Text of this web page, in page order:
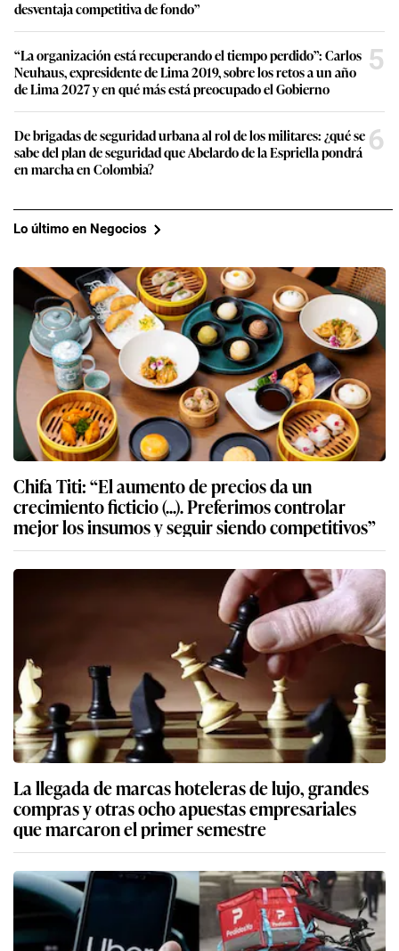
desventaja competitiva de fondo”
“La organización está recuperando el tiempo perdido”: Carlos
Neuhaus, expresidente de Lima 2019, sobre los retos a un año
de Lima 2027 y en qué más está preocupado el Gobierno
5
De brigadas de seguridad urbana al rol de los militares: ¿qué se
sabe del plan de seguridad que Abelardo de la Espriella pondrá
en marcha en Colombia?
6
Lo último en Negocios
Chifa Titi: “El aumento de precios da un
crecimiento ficticio (...). Preferimos controlar
mejor los insumos y seguir siendo competitivos”
La llegada de marcas hoteleras de lujo, grandes
compras y otras ocho apuestas empresariales
que marcaron el primer semestre